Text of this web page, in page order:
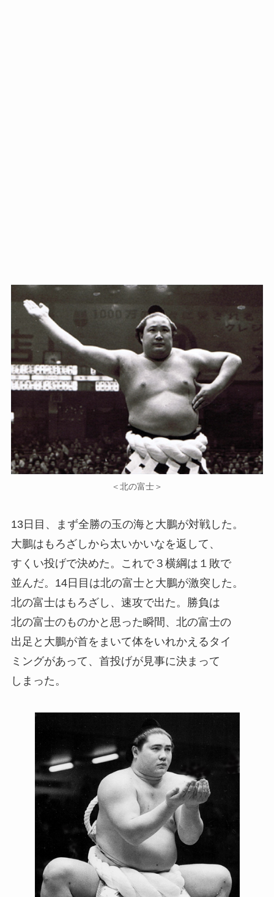
＜北の富士＞
13日目、まず全勝の玉の海と大鵬が対戦した。
大鵬はもろざしから太いかいなを返して、
すくい投げで決めた。これで３横綱は１敗で
並んだ。14日目は北の富士と大鵬が激突した。
北の富士はもろざし、速攻で出た。勝負は
北の富士のものかと思った瞬間、北の富士の
出足と大鵬が首をまいて体をいれかえるタイ
ミングがあって、首投げが見事に決まって
しまった。